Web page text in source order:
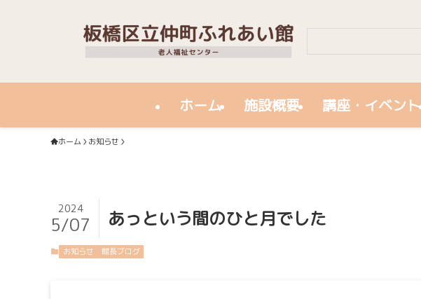
ホーム 施設概要 講座・イベント
ホーム お知らせ
あっという間のひと月でした
2024
5/07
お知らせ 館長ブログ